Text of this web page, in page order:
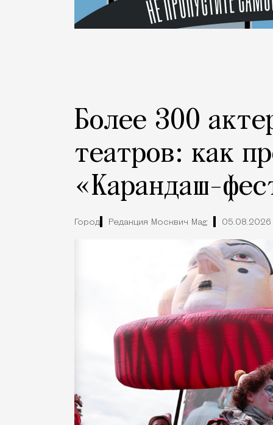
Более 300
театров: как
«Карандаш-
Город Редакция Москвич Mag 05.08.2026